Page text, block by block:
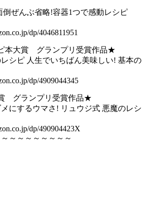
倒ぜんぶ省略!容器1つで感動レシピ
dp/4046811951
本大賞 グランプリ受賞作品★
レシピ 人生でいちばん美味しい! 基本の
dp/4909044345
グランプリ受賞作品★
メにするウマさ! リュウジ式 悪魔のレシ
dp/490904423X
～～～～～～～～